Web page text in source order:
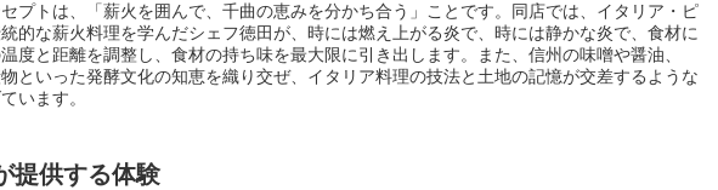
プトは、「薪火を囲んで、千曲の恵みを分かち合う」ことです。同店では、イタリア・ピ
的な薪火料理を学んだシェフ徳田が、時には燃え上がる炎で、時には静かな炎で、食材に
度と距離を調整し、食材の持ち味を最大限に引き出します。また、信州の味噌や醤油、
といった発酵文化の知恵を織り交ぜ、イタリア料理の技法と土地の記憶が交差するような
います。
提供する体験